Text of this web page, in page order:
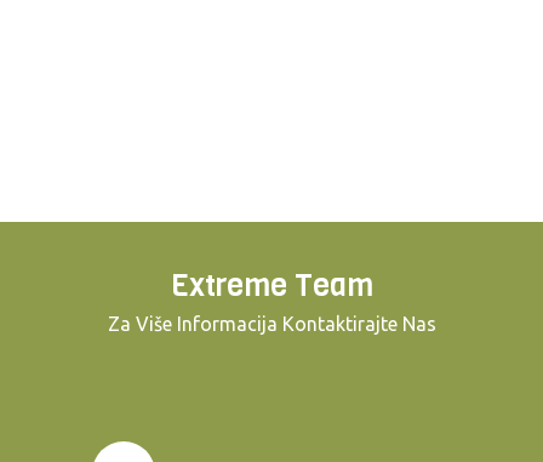
Extreme Team
Za Više Informacija Kontaktirajte Nas